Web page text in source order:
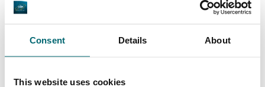
Consent Details About
This website uses cookies